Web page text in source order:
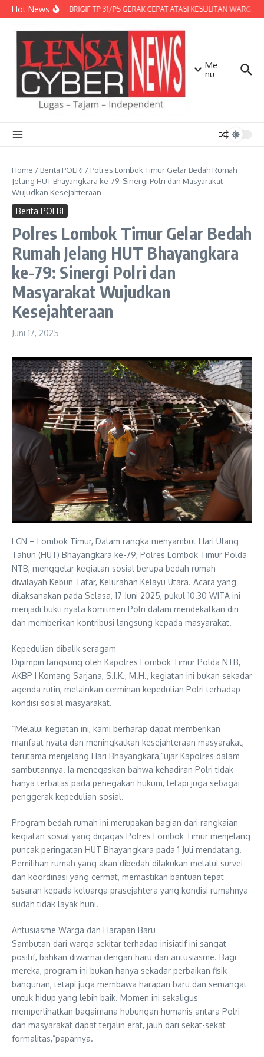
Lewati ke konten
Hot NewsDENMA BRIGIF TP 31/PS GERAK CEPAT ATASI KESULITAN WARGA,
Me
nu
Home / Berita POLRI / Polres Lombok Timur Gelar Bedah Rumah
Jelang HUT Bhayangkara ke-79: Sinergi Polri dan Masyarakat
Wujudkan Kesejahteraan
Berita POLRI
Polres Lombok Timur Gelar Bedah
Rumah Jelang HUT Bhayangkara
ke-79: Sinergi Polri dan
Masyarakat Wujudkan
Kesejahteraan
Juni 17, 2025
LCN – Lombok Timur, Dalam rangka menyambut Hari Ulang
Tahun (HUT) Bhayangkara ke-79, Polres Lombok Timur Polda
NTB, menggelar kegiatan sosial berupa bedah rumah
diwilayah Kebun Tatar, Kelurahan Kelayu Utara. Acara yang
dilaksanakan pada Selasa, 17 Juni 2025, pukul 10.30 WITA ini
menjadi bukti nyata komitmen Polri dalam mendekatkan diri
dan memberikan kontribusi langsung kepada masyarakat.
Kepedulian dibalik seragam
Dipimpin langsung oleh Kapolres Lombok Timur Polda NTB,
AKBP I Komang Sarjana, S.I.K., M.H., kegiatan ini bukan sekadar
agenda rutin, melainkan cerminan kepedulian Polri terhadap
kondisi sosial masyarakat.
“Melalui kegiatan ini, kami berharap dapat memberikan
manfaat nyata dan meningkatkan kesejahteraan masyarakat,
terutama menjelang Hari Bhayangkara,”ujar Kapolres dalam
sambutannya. Ia menegaskan bahwa kehadiran Polri tidak
hanya terbatas pada penegakan hukum, tetapi juga sebagai
penggerak kepedulian sosial.
Program bedah rumah ini merupakan bagian dari rangkaian
kegiatan sosial yang digagas Polres Lombok Timur menjelang
puncak peringatan HUT Bhayangkara pada 1 Juli mendatang.
Pemilihan rumah yang akan dibedah dilakukan melalui survei
dan koordinasi yang cermat, memastikan bantuan tepat
sasaran kepada keluarga prasejahtera yang kondisi rumahnya
sudah tidak layak huni.
Antusiasme Warga dan Harapan Baru
Sambutan dari warga sekitar terhadap inisiatif ini sangat
positif, bahkan diwarnai dengan haru dan antusiasme. Bagi
mereka, program ini bukan hanya sekadar perbaikan fisik
bangunan, tetapi juga membawa harapan baru dan semangat
untuk hidup yang lebih baik. Momen ini sekaligus
memperlihatkan bagaimana hubungan humanis antara Polri
dan masyarakat dapat terjalin erat, jauh dari sekat-sekat
formalitas,”paparnya.